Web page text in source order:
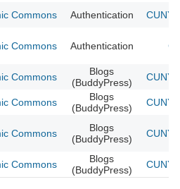
Commons Authentication CUNY
Commons Authentication
Commons
Blogs
(BuddyPress)
CUNY
Commons
Blogs
(BuddyPress)
CUNY
Commons
Blogs
(BuddyPress)
CUNY
Commons
Blogs
(BuddyPress)
CUNY